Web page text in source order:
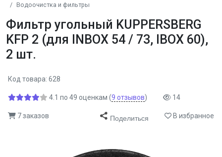
Водоочистка и фильтры
Фильтр угольный KUPPERSBERG
KFP 2 (для INBOX 54 / 73, IBOX 60),
2 шт.
Код товара: 628
4.1 по 49 оценкам (9 отзывов) 14
7 заказов Поделиться В избранное